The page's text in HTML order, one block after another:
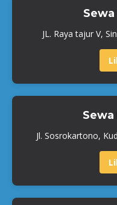
JL. Raya tajur V,
Jl. Sosrokartono,